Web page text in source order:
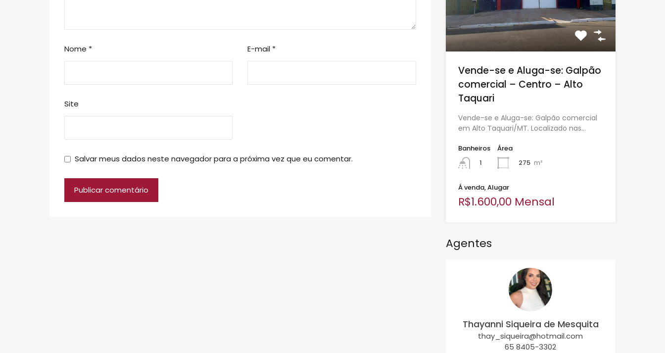
Nome * E-mail *
Site
Salvar meus dados neste navegador para a próxima vez que eu comentar.
Vende-se e Aluga-se: Galpão
comercial – Centro – Alto
Taquari
Vende-se e Aluga-se: Galpão comercial
em Alto Taquari/MT. Localizado nas…
Banheiros
1
Área
275 m²
Á venda, Alugar
R$1.600,00 Mensal
Agentes
Thayanni Siqueira de Mesquita
thay_siqueira@hotmail.com
65 8405-3302